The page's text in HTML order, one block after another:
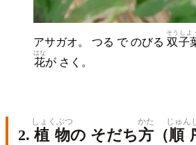
アサガオ。 つる で のびる 双
そう
子
しよ
花
はな
が さく。
2. 植物
しょくぶつ
の そだち方
かた
（順
じゅん